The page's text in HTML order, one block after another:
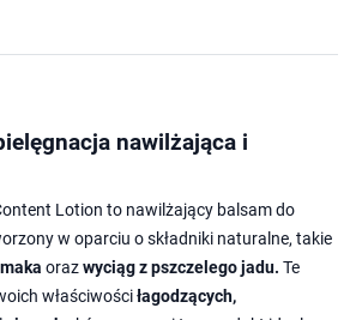
nawilżająca i
Lotion to nawilżający balsam do
w oparciu o składniki naturalne, takie
orazwyciąg z pszczelego jadu. Te
właściwościłagodzących,